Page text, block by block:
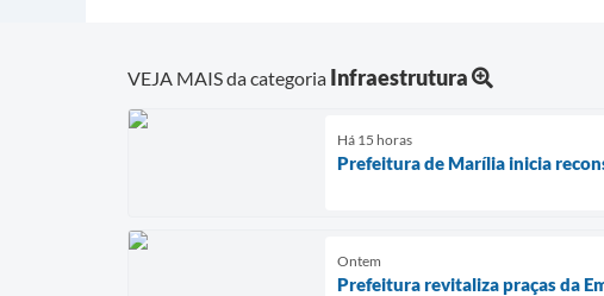
VEJA MAIS da categoria Infraestrutura
Há 15 horas
Prefeitura de Marília inicia
Ontem
Prefeitura revitaliza praças da